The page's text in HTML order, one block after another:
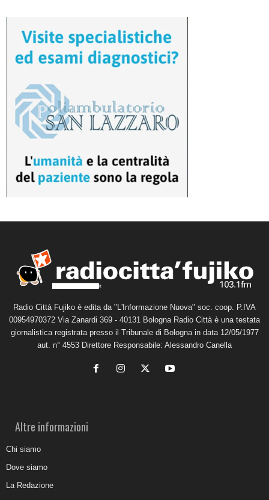
Radio Città Fujiko è edita da "L'Informazione Nuova" soc. coop. P.IVA
00954970372 Via Zanardi 369 - 40131 Bologna Radio Città è una testata
giornalistica registrata presso il Tribunale di Bologna in data 12/05/1977
aut. n° 4553 Direttore Responsabile: Alessandro Canella
Altre informazioni
Chi siamo
Dove siamo
La Redazione